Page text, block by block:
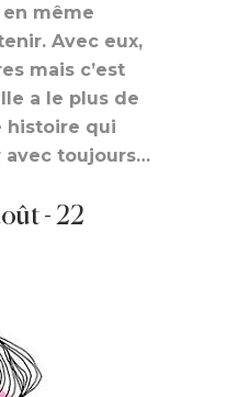
même
Avec eux,
mais c’est
a le plus de
histoire qui
avec toujours…
- 22